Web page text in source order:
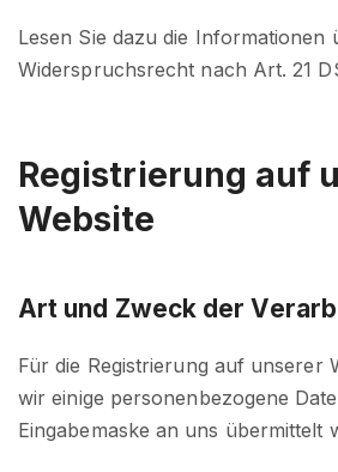
Lesen Sie dazu die Informationen
Widerspruchsrecht nach Art. 21
Registrierung auf
Website
Art und Zweck der
Für die Registrierung auf unserer
wir einige personenbezogene
Eingabemaske an uns übermittelt